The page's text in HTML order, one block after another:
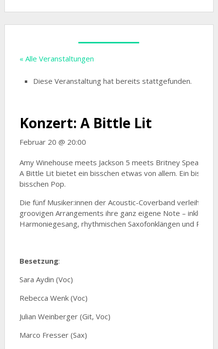
« Alle Veranstaltungen
Diese Veranstaltung hat bereits stattgefunden.
Konzert: A Bittle Lit
Februar 20 @ 20:00
Amy Winehouse meets Jackson 5 meets Britney Spears:
A Bittle Lit bietet ein bisschen etwas von allem. Ein bisschen
bisschen Pop.
Die fünf Musiker:innen der Acoustic-Coverband verleihen
groovigen Arrangements ihre ganz eigene Note –
Harmoniegesang, rhythmischen Saxofonklängen und
Besetzung:
Sara Aydin (Voc)
Rebecca Wenk (Voc)
Julian Weinberger (Git, Voc)
Marco Fresser (Sax)